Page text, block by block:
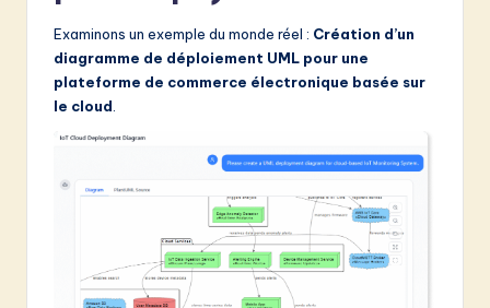
Examinons un exemple du monde réel : Création d’un
diagramme de déploiement UML pour une
plateforme de commerce électronique basée sur
le cloud